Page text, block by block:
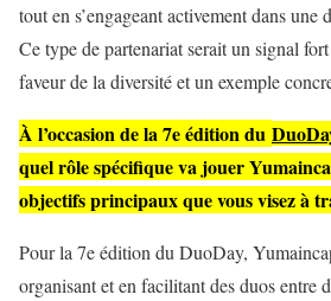
tout en s’engageant activement dans une
Ce type de partenariat serait un signal
faveur de la diversité et un exemple
À l’occasion de la 7e édition du
quel rôle spécifique va jouer
objectifs principaux que vous visez à
Pour la 7e édition du DuoDay,
organisant et en facilitant des duos entre